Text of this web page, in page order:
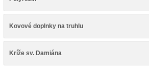
Kovové doplnky na truhlu
Kríže sv. Damiána